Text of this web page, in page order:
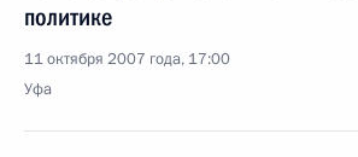
политике
11 октября 2007 года, 17:00
Уфа